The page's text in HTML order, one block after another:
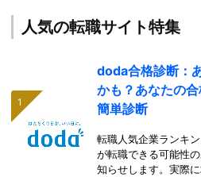
人気の転職サイト特集
doda合格診断：
かも？あなたの
簡単診断
転職人気企業ランキ
が転職できる可能性
知らせします。実際